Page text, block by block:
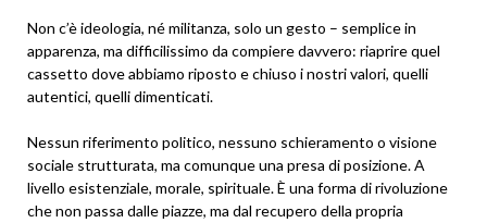
Non c’è ideologia, né militanza, solo un gesto – semplice in
apparenza, ma difficilissimo da compiere davvero: riaprire quel
cassetto dove abbiamo riposto e chiuso i nostri valori, quelli
autentici, quelli dimenticati.
Nessun riferimento politico, nessuno schieramento o visione
sociale strutturata, ma comunque una presa di posizione. A
livello esistenziale, morale, spirituale. È una forma di rivoluzione
che non passa dalle piazze, ma dal recupero della propria